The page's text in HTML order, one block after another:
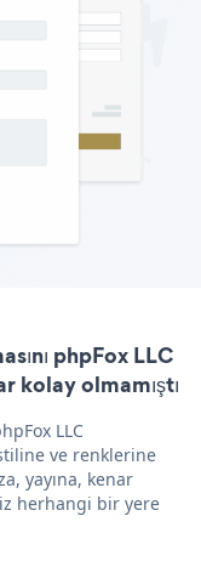
phpFox LLC
kolay olmamıştı
LLC
ve renklerine
yayına, kenar
herhangi bir yere